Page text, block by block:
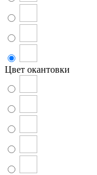
Цвет окантовки